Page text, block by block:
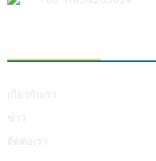
เกี่ยวกับเรา
ข่าว
ติดต่อเรา